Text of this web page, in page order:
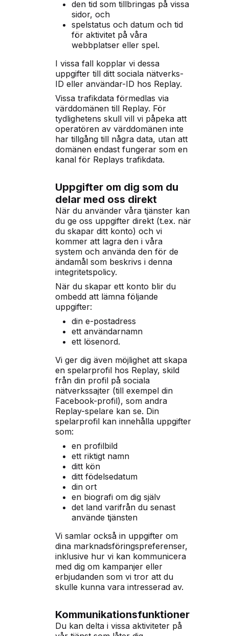
den tid som tillbringas på vissa
sidor, och
spelstatus och datum och tid
för aktivitet på våra
webbplatser eller spel.
I vissa fall kopplar vi dessa
uppgifter till ditt sociala nätverks-
ID eller användar-ID hos Replay.
Vissa trafikdata förmedlas via
värddomänen till Replay. För
tydlighetens skull vill vi påpeka att
operatören av värddomänen inte
har tillgång till några data, utan att
domänen endast fungerar som en
kanal för Replays trafikdata.
Uppgifter om dig som du
delar med oss direkt
När du använder våra tjänster kan
du ge oss uppgifter direkt (t.ex. när
du skapar ditt konto) och vi
kommer att lagra den i våra
system och använda den för de
ändamål som beskrivs i denna
integritetspolicy.
När du skapar ett konto blir du
ombedd att lämna följande
uppgifter:
din e-postadress
ett användarnamn
ett lösenord.
Vi ger dig även möjlighet att skapa
en spelarprofil hos Replay, skild
från din profil på sociala
nätverkssajter (till exempel din
Facebook-profil), som andra
Replay-spelare kan se. Din
spelarprofil kan innehålla uppgifter
som:
en profilbild
ett riktigt namn
ditt kön
ditt födelsedatum
din ort
en biografi om dig själv
det land varifrån du senast
använde tjänsten
Vi samlar också in uppgifter om
dina marknadsföringspreferenser,
inklusive hur vi kan kommunicera
med dig om kampanjer eller
erbjudanden som vi tror att du
skulle kunna vara intresserad av.
Kommunikationsfunktioner
Du kan delta i vissa aktiviteter på